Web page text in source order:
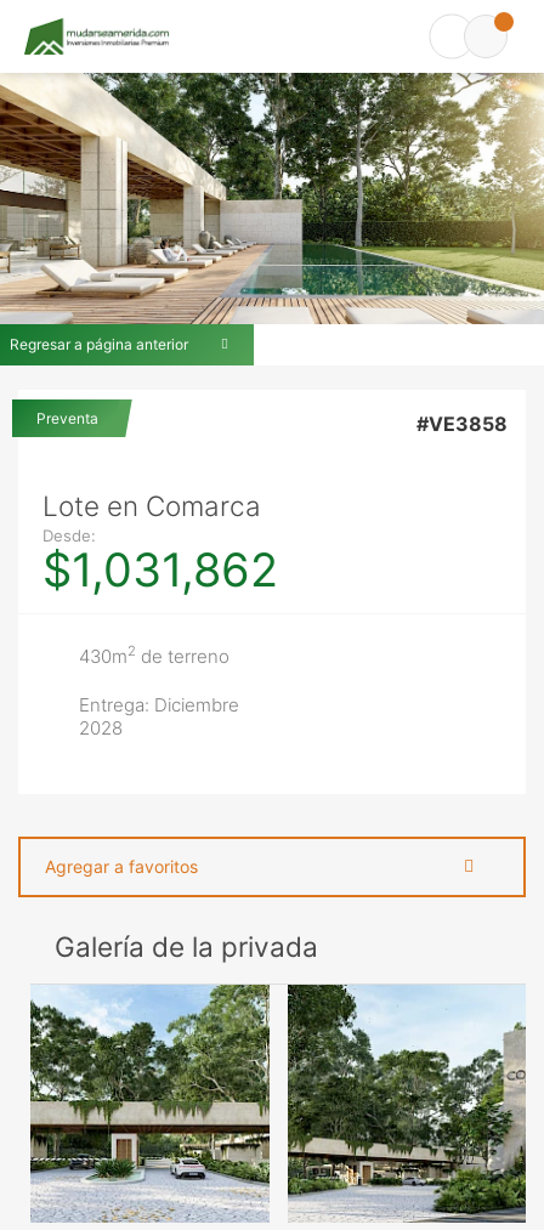
Regresar a página anterior
Preventa
Lote en Comarca
Desde:
$1,031,862
#VE3858
430m2 de terreno
Entrega: Diciembre
2028
Agregar a favoritos
Galería de la privada